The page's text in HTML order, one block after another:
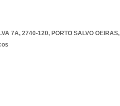
7A, 2740-120, PORTO SALVO OEIRAS,